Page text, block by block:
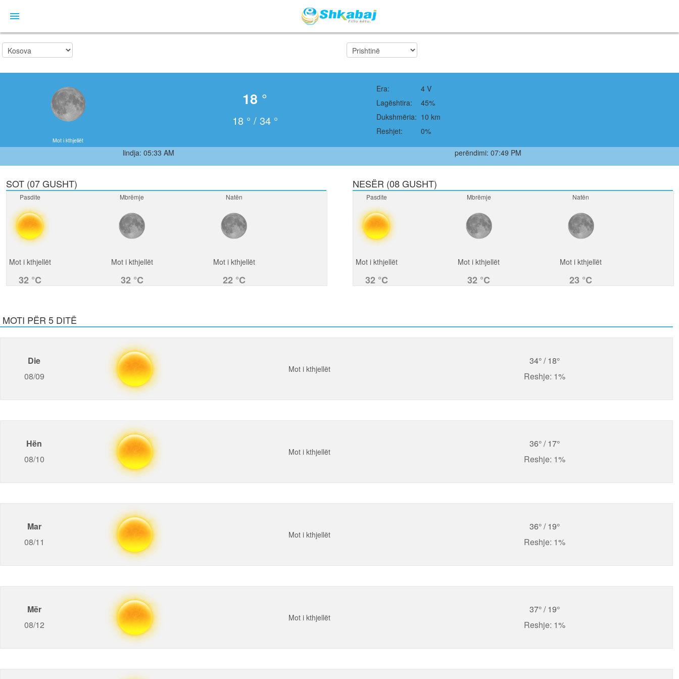
Mot i kthjellët
18 °
18 ° / 34 °
Era:
4 V
Lagështira:
45%
Dukshmëria: 10 km
Reshjet:
0%
lindja: 05:33 AM perëndimi: 07:49 PM
SOT (07 GUSHT)
Pasdite
Mot i kthjellët
32 °C
Mbrëmje
Mot i kthjellët
32 °C
Natën
Mot i kthjellët
22 °C
NESËR (08 GUSHT)
Pasdite
Mot i kthjellët
32 °C
Mbrëmje
Mot i kthjellët
32 °C
Natën
Mot i kthjellët
23 °C
MOTI PËR 5 DITË
Die
08/09
Mot i kthjellët
34° / 18°
Reshje: 1%
Hën
08/10
Mot i kthjellët
36° / 17°
Reshje: 1%
Mar
08/11
Mot i kthjellët
36° / 19°
Reshje: 1%
Mër
08/12
Mot i kthjellët
37° / 19°
Reshje: 1%